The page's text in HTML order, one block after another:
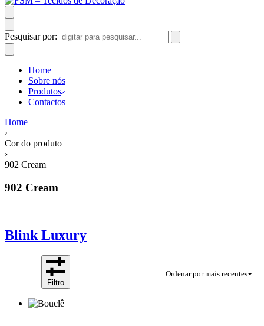
Pesquisar por:
Home
Sobre nós
Produtos
Contactos
Home
›
Cor do produto
›
902 Cream
902 Cream
Blink Luxury
Ordenar por mais recentes
Filtro